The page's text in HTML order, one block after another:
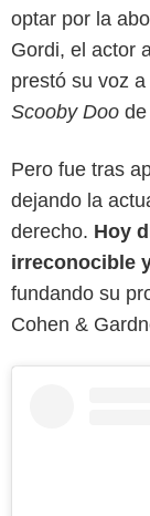
optar por la
Gordi, el actor
prestó su voz
Scooby Doo
Pero fue tras
dejando la
derecho. Hoy
irreconocible
fundando su
Cohen &